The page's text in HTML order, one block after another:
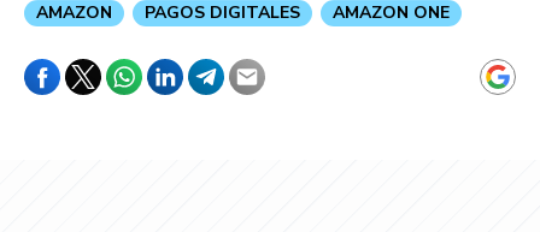
AMAZON PAGOS DIGITALES AMAZON ONE